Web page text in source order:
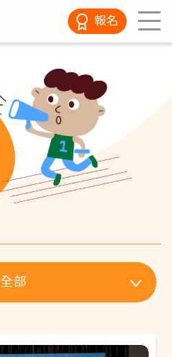
報名
全部